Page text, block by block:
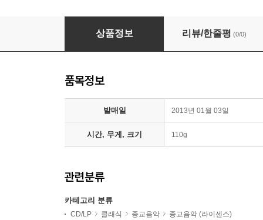
Cantate Domino (그레고리오 성가 앨범) - 카
상품정보 리뷰/한줄평 (0/0)
품목정보
발매일 2013년 01월 03일
시간, 무게, 크기 110g
관련분류
카테고리 분류
CD/LP 클래식 종교음악
종교음악 (라이센스)